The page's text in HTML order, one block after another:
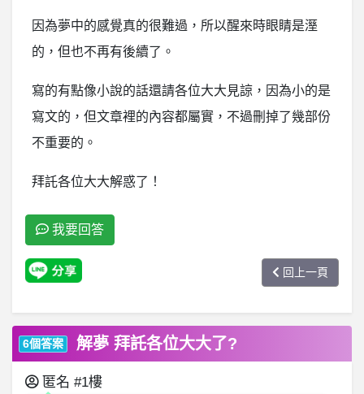
因為夢中的感覺真的很難過，所以醒來時眼睛是溼
的，但也不再有後續了。
寫的有點像小說的話還請各位大大見諒，因為小的是
寫文的，但文章裡的內容都屬實，不過刪掉了幾部份
不重要的。
拜託各位大大解惑了！
我要回答
回上一頁
6個答案 解夢 拜託各位大大了?
匿名 #1樓